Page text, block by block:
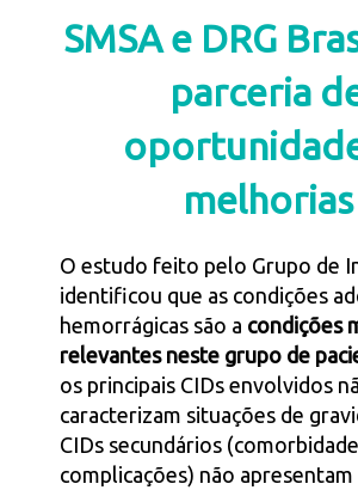
SMSA e DRG
parceria
melhorias
O estudo feito pelo Grupo de
identificou que as condições
hemorrágicas são a condições
relevantes neste grupo de
os principais CIDs envolvidos
caracterizam situações de
CIDs secundários
complicações) não